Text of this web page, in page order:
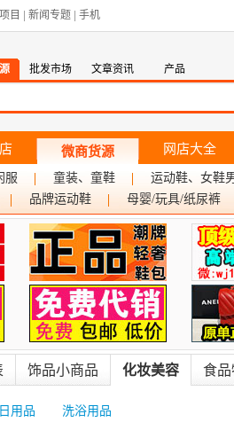
目 新闻专题 手机
批发市场 文章资讯 产品
微商货源 网店大全
服 童装、童鞋 运动鞋、女鞋
品牌运动鞋 母婴/玩具/纸尿裤
饰品小商品 化妆美容 食品
用品 洗浴用品